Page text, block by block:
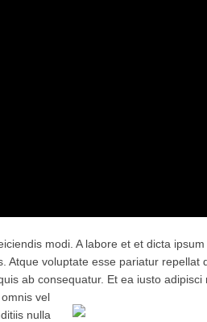
modi. A labore et et dicta
Atque voluptate esse pariatur repellat
ab consequatur. Et ea iusto adipisci
vel
nulla